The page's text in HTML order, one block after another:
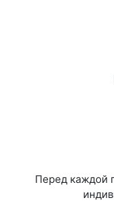
Перед каждой